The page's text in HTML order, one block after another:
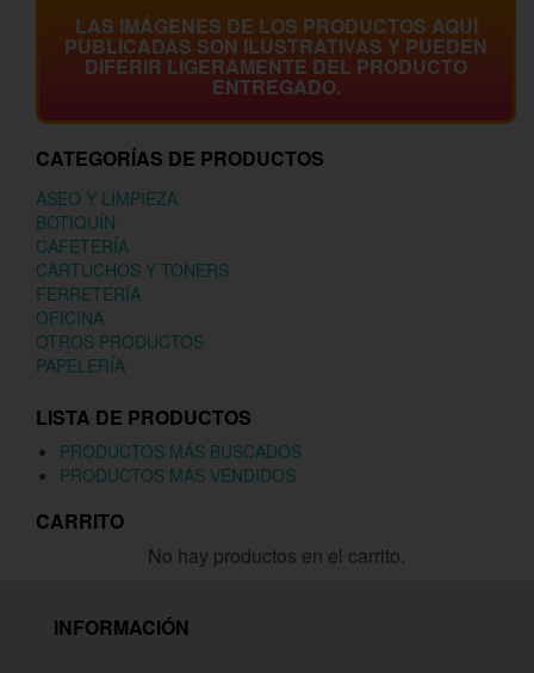
LAS IMÁGENES DE LOS PRODUCTOS AQUÍ
PUBLICADAS SON ILUSTRATIVAS Y PUEDEN
DIFERIR LIGERAMENTE DEL PRODUCTO
ENTREGADO.
CATEGORÍAS DE PRODUCTOS
ASEO Y LIMPIEZA
BOTIQUÍN
CAFETERÍA
CARTUCHOS Y TONERS
FERRETERÍA
OFICINA
OTROS PRODUCTOS
PAPELERÍA
LISTA DE PRODUCTOS
PRODUCTOS MÁS BUSCADOS
PRODUCTOS MÁS VENDIDOS
CARRITO
No hay productos en el carrito.
INFORMACIÓN